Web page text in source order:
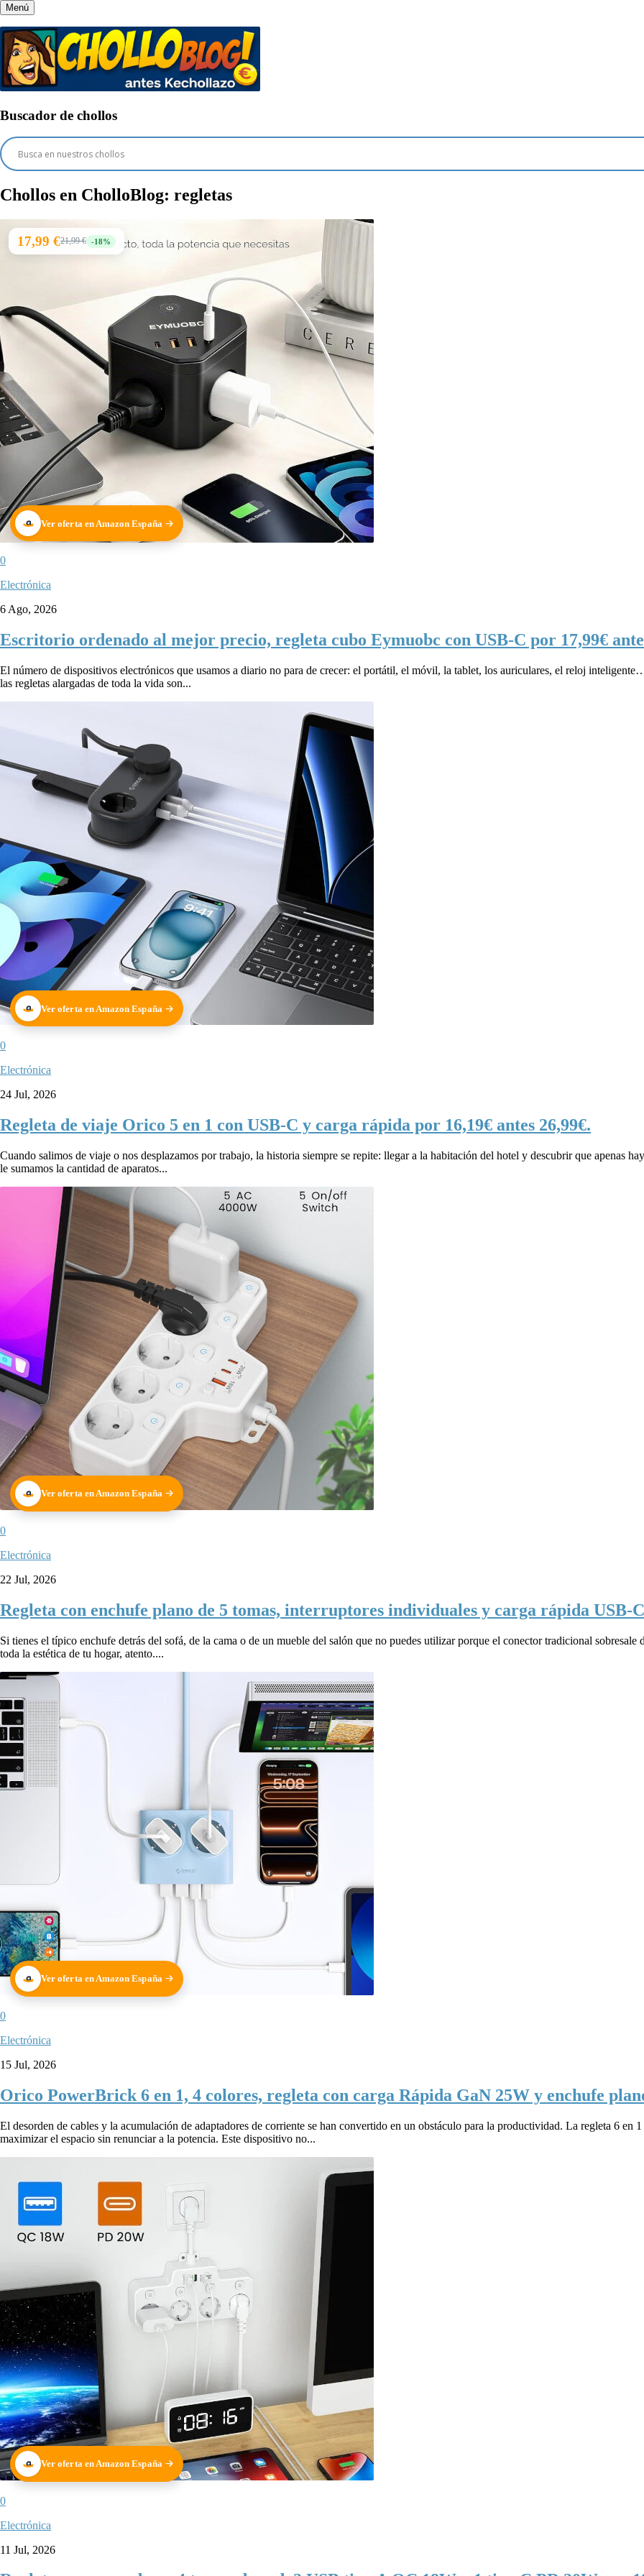
Menú
Buscador de chollos
Chollos en CholloBlog: regletas
17,99 €21,99 € -18%
Ver oferta en Amazon España
0
Electrónica
6 Ago, 2026
Escritorio ordenado al mejor precio, regleta cubo Eymuobc con USB-C por 17,99€
El número de dispositivos electrónicos que usamos a diario no para de crecer: el portátil, el móvil, la tablet, los auriculares, el reloj
las regletas alargadas de toda la vida son...
Ver oferta en Amazon España
0
Electrónica
24 Jul, 2026
Regleta de viaje Orico 5 en 1 con USB-C y carga rápida por 16,19€ antes 26,99€.
Cuando salimos de viaje o nos desplazamos por trabajo, la historia siempre se repite: llegar a la habitación del hotel y descubrir que apenas
le sumamos la cantidad de aparatos...
Ver oferta en Amazon España
0
Electrónica
22 Jul, 2026
Regleta con enchufe plano de 5 tomas, interruptores individuales y carga rápida USB-
Si tienes el típico enchufe detrás del sofá, de la cama o de un mueble del salón que no puedes utilizar porque el conector tradicional
toda la estética de tu hogar, atento....
Ver oferta en Amazon España
0
Electrónica
15 Jul, 2026
Orico PowerBrick 6 en 1, 4 colores, regleta con carga Rápida GaN 25W y enchufe
El desorden de cables y la acumulación de adaptadores de corriente se han convertido en un obstáculo para la productividad. La regleta 6
maximizar el espacio sin renunciar a la potencia. Este dispositivo no...
Ver oferta en Amazon España
0
Electrónica
11 Jul, 2026